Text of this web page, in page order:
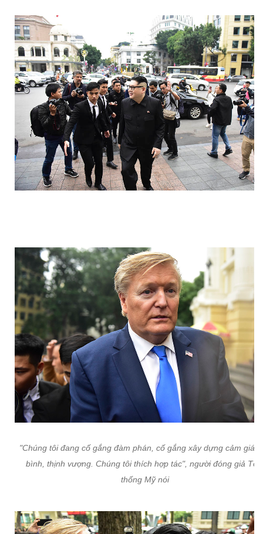
"Chúng tôi đang cố gắng đàm phán, cố gắng xây dựng cảm giác
bình, thịnh vượng. Chúng tôi thích hợp tác", người đóng giả
thống Mỹ nói